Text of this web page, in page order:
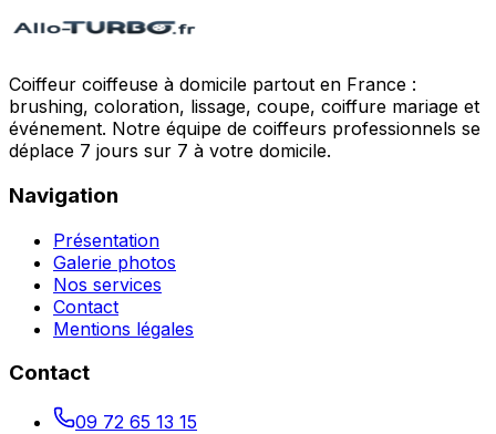
Coiffeur coiffeuse à domicile partout en France :
brushing, coloration, lissage, coupe, coiffure mariage et
événement. Notre équipe de coiffeurs professionnels se
déplace 7 jours sur 7 à votre domicile.
Navigation
Présentation
Galerie photos
Nos services
Contact
Mentions légales
Contact
09 72 65 13 15